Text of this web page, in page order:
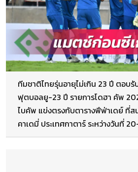
ทีมชาติไทยรุ่นอายุไม่เกิน 23 ปี ตอบ
ฟุตบอลยู-23 ปี รายการโดฮา คัพ
ไบคัพ แข่งตรงกับตารางฟีฟ่าเดย์ ที่ส
คาเดมี่ ประเทศกาตาร์ ระหว่างวันที่